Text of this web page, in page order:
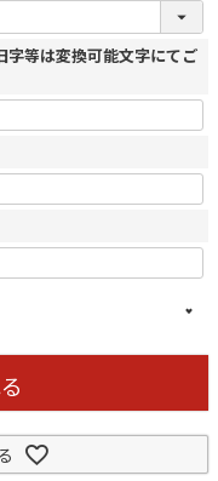
等は変換可能文字にてご